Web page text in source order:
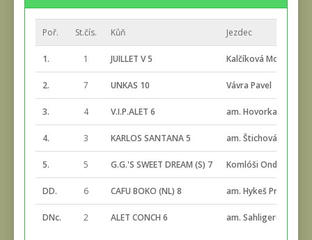
Poř. St.čís. Kůň Jezdec
1. 1 JUILLET V 5 Kalčíková Monika
2. 7 UNKAS 10 Vávra Pavel
3. 4 V.I.P.ALET 6 am. Hovorka Josef
4. 3 KARLOS SANTANA 5 am. Štichová Marie
5. 5 G.G.'S SWEET DREAM (S) 7 Komlóši Ondrej
DD. 6 CAFU BOKO (NL) 8 am. Hykeš Pravoslav
DNc. 2 ALET CONCH 6 am. Sahligerová